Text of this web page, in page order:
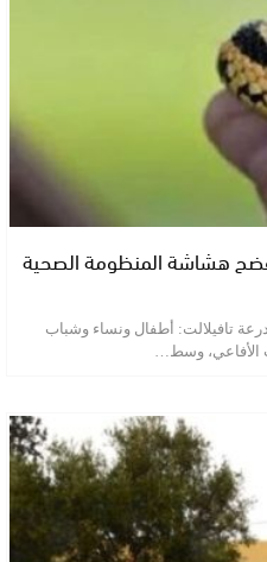
هشاشة المنظومة الصحية
تافيلالت: أطفال ونساء وشباب
الأفاعي، وسط…